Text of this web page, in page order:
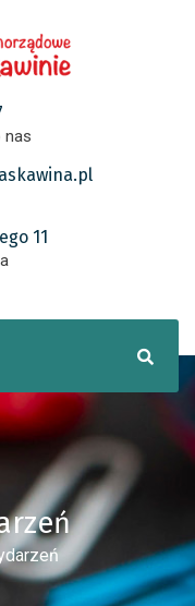
nas
11